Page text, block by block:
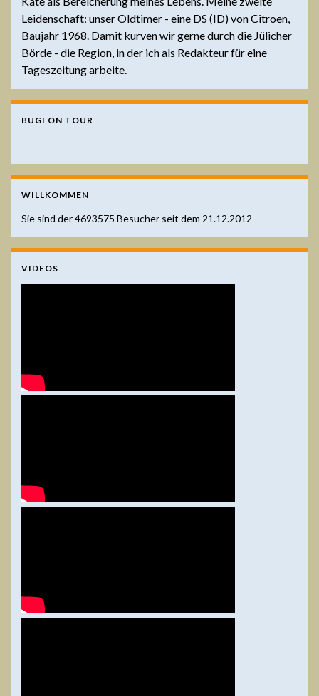
Leidenschaft: unser Oldtimer - eine DS (ID) von Citroen,
Baujahr 1968. Damit kurven wir gerne durch die Jülicher
Börde - die Region, in der ich als Redakteur für eine
Tageszeitung arbeite.
BUGI ON TOUR
WILLKOMMEN
Sie sind der4693575 Besucher seit dem 21.12.2012
VIDEOS